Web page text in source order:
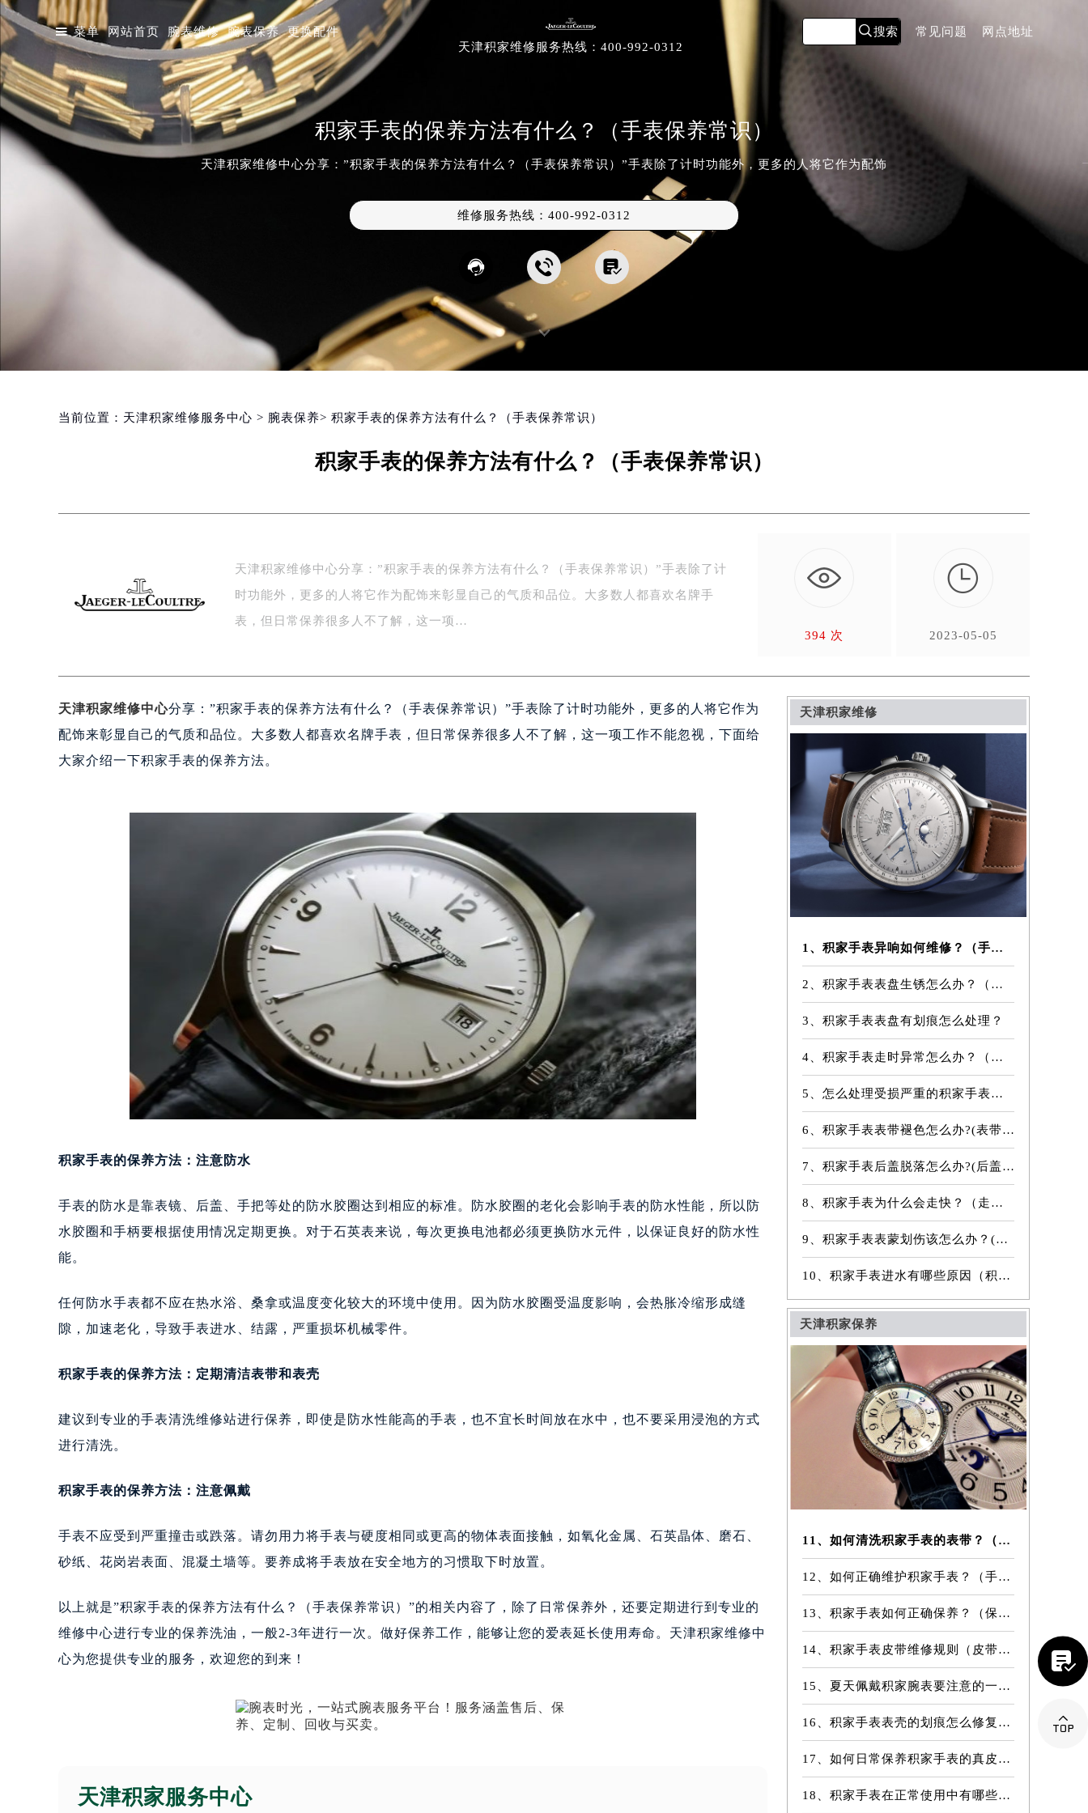
 菜单 网站首页 腕表维修 腕表保养
更换配件
天津积家维修服务热线： 400-992-0312
常见问题 网点地址
天津金融中心店 成都东原中心店
积家手表的保养方法有什么？（手表保养常识）
天津积家维修中心分享：”积家手表的保养方法有什么？（手表保养常识）”手表除了计时功能外，更多的人将它作为配饰
维修服务热线： 400-992-0312
  
当前位置： 天津积家维修服务中心 > 腕表保养> 积家手表的保养方法有什么？（手表保养常识）
积家手表的保养方法有什么？（手表保养常识）
天津积家维修中心分享：”积家手表的保养方法有什么？（手表保养常识）”手表除了计
时功能外，更多的人将它作为配饰来彰显自己的气质和品位。大多数人都喜欢名牌手
表，但日常保养很多人不了解，这一项…
394 次

2023-05-05
天津积家维修中心分享：”积家手表的保养方法有什么？（手表保养常识）”手表除了计时功能外，更多的人将它作为
配饰来彰显自己的气质和品位。大多数人都喜欢名牌手表，但日常保养很多人不了解，这一项工作不能忽视，下面给
大家介绍一下积家手表的保养方法。
积家手表的保养方法：注意防水
手表的防水是靠表镜、后盖、手把等处的防水胶圈达到相应的标准。防水胶圈的老化会影响手表的防水性能，所以防
水胶圈和手柄要根据使用情况定期更换。对于石英表来说，每次更换电池都必须更换防水元件，以保证良好的防水性
能。
任何防水手表都不应在热水浴、桑拿或温度变化较大的环境中使用。因为防水胶圈受温度影响，会热胀冷缩形成缝
隙，加速老化，导致手表进水、结露，严重损坏机械零件。
积家手表的保养方法：定期清洁表带和表壳
建议到专业的手表清洗维修站进行保养，即使是防水性能高的手表，也不宜长时间放在水中，也不要采用浸泡的方式
进行清洗。
积家手表的保养方法：注意佩戴
手表不应受到严重撞击或跌落。请勿用力将手表与硬度相同或更高的物体表面接触，如氧化金属、石英晶体、磨石、
砂纸、花岗岩表面、混凝土墙等。要养成将手表放在安全地方的习惯取下时放置。
以上就是”积家手表的保养方法有什么？（手表保养常识）”的相关内容了，除了日常保养外，还要定期进行到专业的
维修中心进行专业的保养洗油，一般2-3年进行一次。做好保养工作，能够让您的爱表延长使用寿命。天津积家维修中
心为您提供专业的服务，欢迎您的到来！
天津积家服务中心
天津积家维修
1、积家手表异响如何维修？（手表异响的解决方法）
2、积家手表表盘生锈怎么办？（手表表盘生锈的解决方法）
3、积家手表表盘有划痕怎么处理？
4、积家手表走时异常怎么办？（手表走时异常的解决方法）
5、怎么处理受损严重的积家手表表镜？
6、积家手表表带褪色怎么办?(表带褪色修复)
7、积家手表后盖脱落怎么办?(后盖脱落维修)
8、积家手表为什么会走快？（走快原因）
9、积家手表表蒙划伤该怎么办？(表蒙划伤解决方法）
10、积家手表进水有哪些原因（积家手表进水原因是什么）
天津积家保养
11、如何清洗积家手表的表带？（表带的清洗方法）
12、如何正确维护积家手表？（手表的正确保养方法）
13、积家手表如何正确保养？（保养方法）
14、积家手表皮带维修规则（皮带维修）
15、夏天佩戴积家腕表要注意的一些细节
16、积家手表表壳的划痕怎么修复？（表壳划痕处理方法）
17、如何日常保养积家手表的真皮表带？
18、积家手表在正常使用中有哪些注意事项？

